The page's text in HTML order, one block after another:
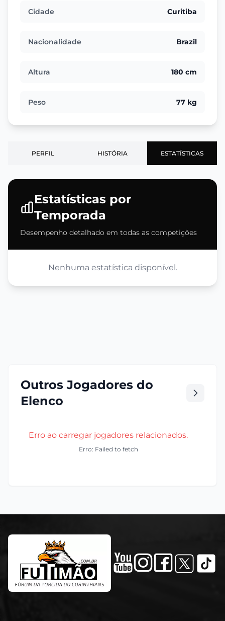
Cidade Curitiba
Nacionalidade Brazil
Altura 180 cm
Peso 77 kg
PERFIL HISTÓRIA ESTATÍSTICAS
Estatísticas por
Temporada
Desempenho detalhado em todas as competições
Nenhuma estatística disponível.
Outros Jogadores do
Elenco
Erro ao carregar jogadores relacionados.
Erro: Failed to fetch